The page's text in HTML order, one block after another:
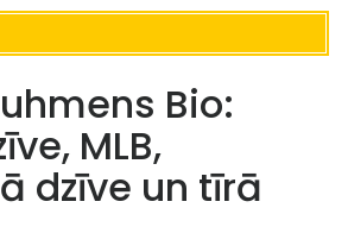
Bio:
MLB,
dzīve un tīrā